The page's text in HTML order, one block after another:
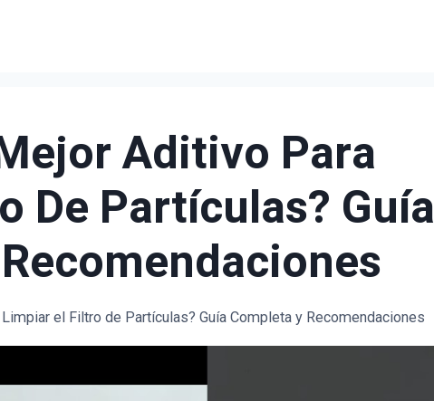
Aditivo Para
De Partículas? Guía
el Filtro de Partículas? Guía Completa y Recomendaciones